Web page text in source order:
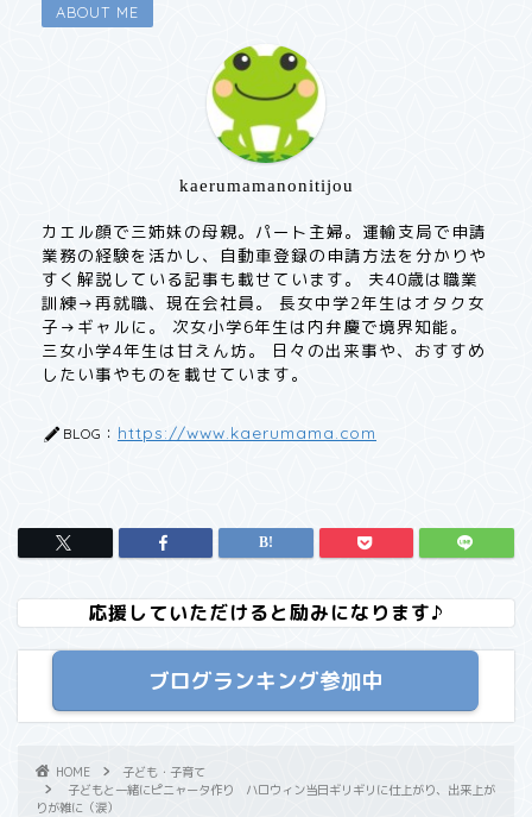
ABOUT ME
kaerumamanonitijou
カエル顔で三姉妹の母親。パート主婦。運輸支局で申請
業務の経験を活かし、自動車登録の申請方法を分かりや
すく解説している記事も載せています。 夫40歳は職業
訓練→再就職、現在会社員。 長女中学2年生はオタク女
子→ギャルに。 次女小学6年生は内弁慶で境界知能。
三女小学4年生は甘えん坊。 日々の出来事や、おすすめ
したい事やものを載せています。
BLOG： https://www.kaerumama.com
応援していただけると励みになります♪
ブログランキング参加中
HOME
子ども・子育て
子どもと一緒にピニャータ作り ハロウィン当日ギリギリに仕上がり、出来上が
りが雑に（涙）